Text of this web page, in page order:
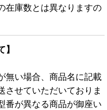
在庫数とは異なりますの
無い場合、商品名に記載
させていただいておりま
番が異なる商品が御座い